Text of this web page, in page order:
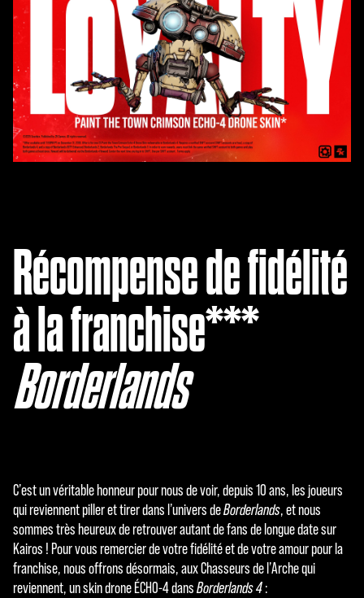
Récompense de fidélité
à la franchise***
Borderlands
C’est un véritable honneur pour nous de voir, depuis 10 ans, les joueurs
qui reviennent piller et tirer dans l’univers deBorderlands, et nous
sommes très heureux de retrouver autant de fans de longue date sur
Kairos ! Pour vous remercier de votre fidélité et de votre amour pour la
franchise, nous offrons désormais, aux Chasseurs de l’Arche qui
reviennent, un skin drone ÉCHO-4 dansBorderlands 4: